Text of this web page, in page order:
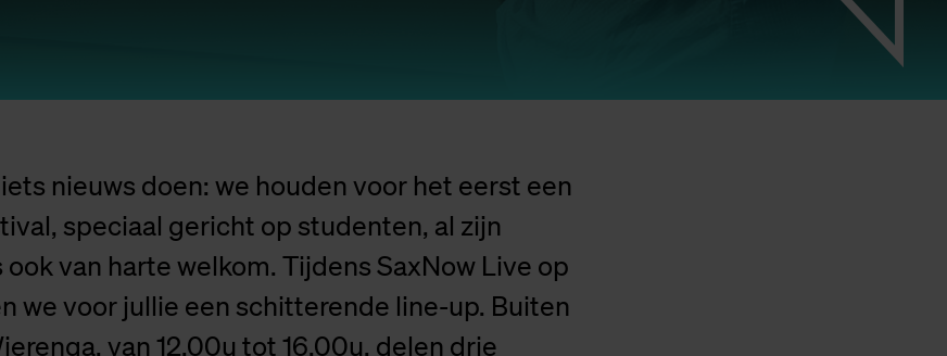
nieuws doen: we houden voor het eerst een
speciaal gericht op studenten, al zijn
van harte welkom. Tijdens SaxNow Live op
we voor jullie een schitterende line-up. Buiten
van 12.00u tot 16.00u, delen drie